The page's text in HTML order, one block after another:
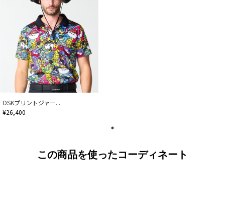
OSKプリントジャー...
¥26,400
この商品を使ったコーディネート